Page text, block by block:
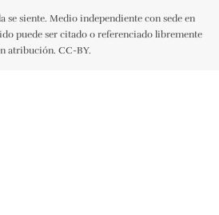
se siente. Medio independiente con sede en
puede ser citado o referenciado libremente
atribución. CC-BY.